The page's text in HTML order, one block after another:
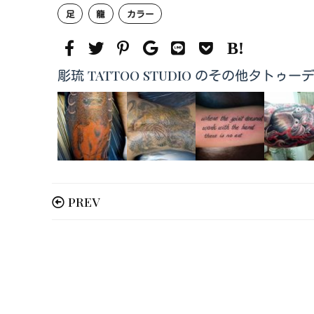
足 龍 カラー
彫琉 TATTOO STUDIO のその他タトゥー
PREV